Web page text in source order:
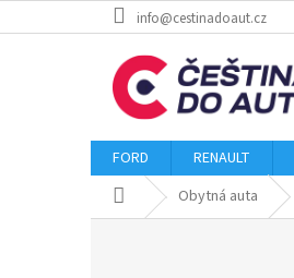
na
info@cestinadoaut.cz
FORD RENAULT
Domů Obytná auta